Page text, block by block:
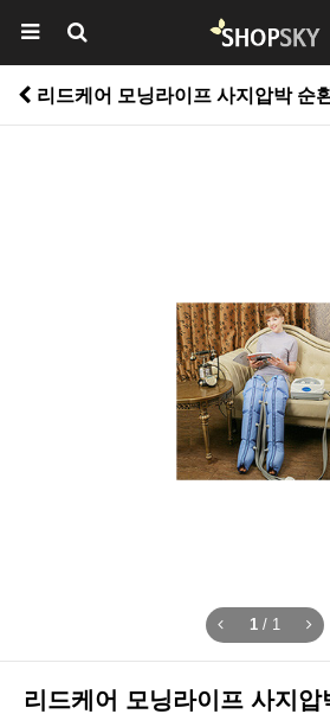
리드케어 모닝라이프 사지압박 순환장치
1 / 1
리드케어 모닝라이프 사지압